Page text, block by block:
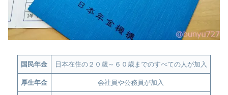
国民年金 日本在住の２０歳～６０歳までのすべての人が加入
厚生年金 会社員や公務員が加入